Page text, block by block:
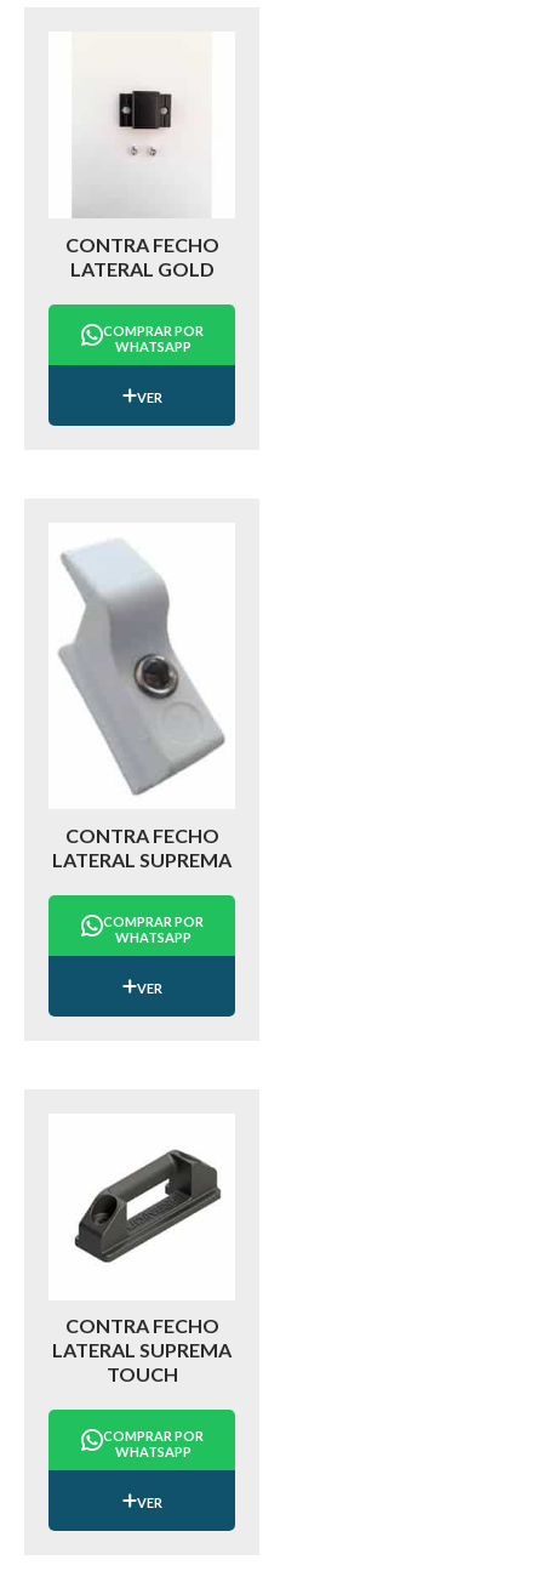
CONTRA FECHO
LATERAL GOLD
COMPRAR POR
WHATSAPP
VER
CONTRA FECHO
LATERAL SUPREMA
COMPRAR POR
WHATSAPP
VER
CONTRA FECHO
LATERAL SUPREMA
TOUCH
COMPRAR POR
WHATSAPP
VER